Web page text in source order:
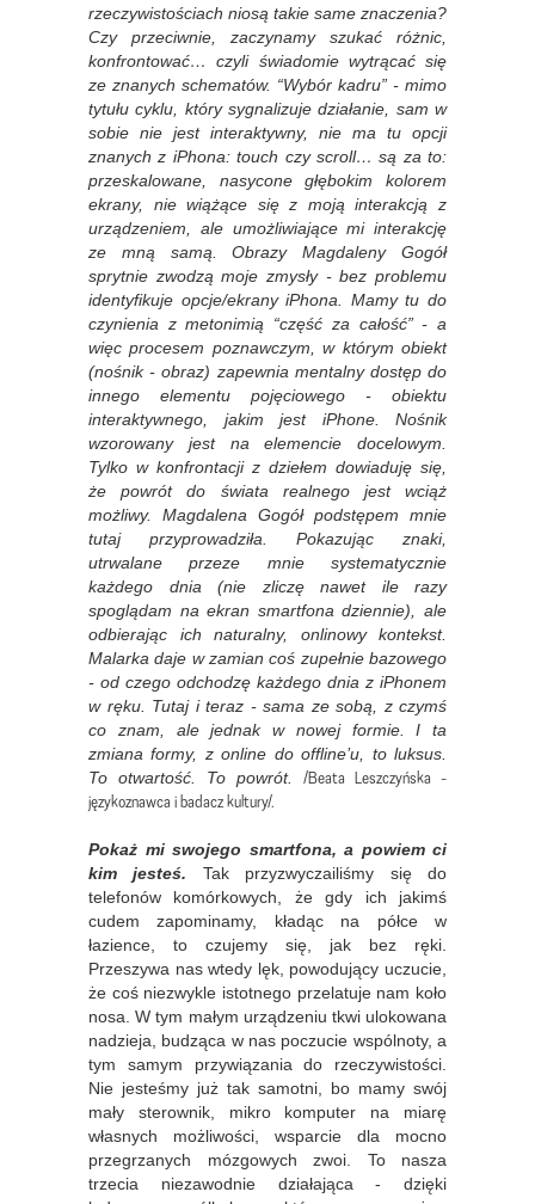
rzeczywistościach niosą takie same znaczenia?
Czy przeciwnie, zaczynamy szukać różnic,
konfrontować… czyli świadomie wytrącać się
ze znanych schematów. “Wybór kadru” - mimo
tytułu cyklu, który sygnalizuje działanie, sam w
sobie nie jest interaktywny, nie ma tu opcji
znanych z iPhona: touch czy scroll… są za to:
przeskalowane, nasycone głębokim kolorem
ekrany, nie wiążące się z moją interakcją z
urządzeniem, ale umożliwiające mi interakcję
ze mną samą. Obrazy Magdaleny Gogół
sprytnie zwodzą moje zmysły - bez problemu
identyfikuje opcje/ekrany iPhona. Mamy tu do
czynienia z metonimią “część za całość” - a
więc procesem poznawczym, w którym obiekt
(nośnik - obraz) zapewnia mentalny dostęp do
innego elementu pojęciowego - obiektu
interaktywnego, jakim jest iPhone. Nośnik
wzorowany jest na elemencie docelowym.
Tylko w konfrontacji z dziełem dowiaduję się,
że powrót do świata realnego jest wciąż
możliwy. Magdalena Gogół podstępem mnie
tutaj przyprowadziła. Pokazując znaki,
utrwalane przeze mnie systematycznie
każdego dnia (nie zliczę nawet ile razy
spoglądam na ekran smartfona dziennie), ale
odbierając ich naturalny, onlinowy kontekst.
Malarka daje w zamian coś zupełnie bazowego
- od czego odchodzę każdego dnia z iPhonem
w ręku. Tutaj i teraz - sama ze sobą, z czymś
co znam, ale jednak w nowej formie. I ta
zmiana formy, z online do offline’u, to luksus.
To otwartość. To powrót.
/Beata Leszczyńska -
językoznawca i badacz kultury/.
Pokaż mi swojego smartfona, a powiem ci
kim jesteś. Tak przyzwyczailiśmy się do
telefonów komórkowych, że gdy ich jakimś
cudem zapominamy, kładąc na półce w
łazience, to czujemy się, jak bez ręki.
Przeszywa nas wtedy lęk, powodujący uczucie,
że coś niezwykle istotnego przelatuje nam koło
nosa. W tym małym urządzeniu tkwi ulokowana
nadzieja, budząca w nas poczucie wspólnoty, a
tym samym przywiązania do rzeczywistości.
Nie jesteśmy już tak samotni, bo mamy swój
mały sterownik, mikro komputer na miarę
własnych możliwości, wsparcie dla mocno
przegrzanych mózgowych zwoi. To nasza
trzecia niezawodnie działająca - dzięki